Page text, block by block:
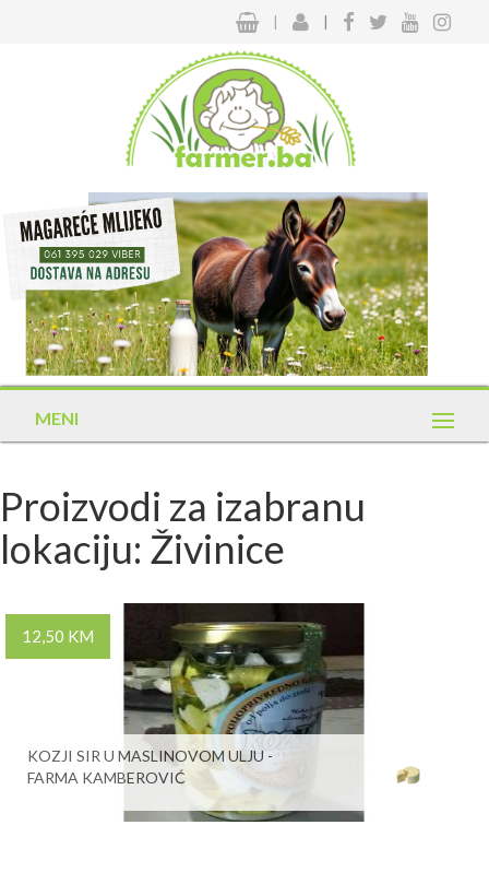
| |
MENI
Proizvodi za izabranu
lokaciju: Živinice
12,50 KM
KOZJI SIR U MASLINOVOM ULJU -
FARMA KAMBEROVIĆ